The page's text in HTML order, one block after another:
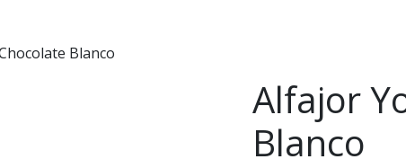
Blanco
Alfajor
Blanco